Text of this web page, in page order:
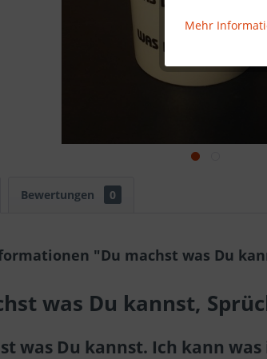
Bewertungen 0
"Du machst was Du
was Du kannst,
was Du kannst. Ich kann was
Mehr